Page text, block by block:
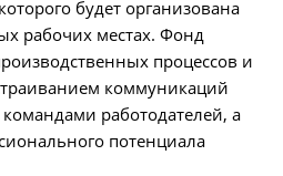
будет организована
рабочих местах. Фонд
процессов и
коммуникаций
работодателей, а
потенциала